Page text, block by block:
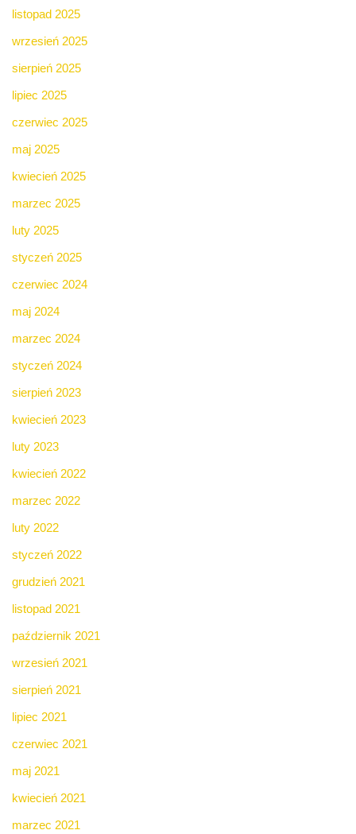
listopad 2025
wrzesień 2025
sierpień 2025
lipiec 2025
czerwiec 2025
maj 2025
kwiecień 2025
marzec 2025
luty 2025
styczeń 2025
czerwiec 2024
maj 2024
marzec 2024
styczeń 2024
sierpień 2023
kwiecień 2023
luty 2023
kwiecień 2022
marzec 2022
luty 2022
styczeń 2022
grudzień 2021
listopad 2021
październik 2021
wrzesień 2021
sierpień 2021
lipiec 2021
czerwiec 2021
maj 2021
kwiecień 2021
marzec 2021